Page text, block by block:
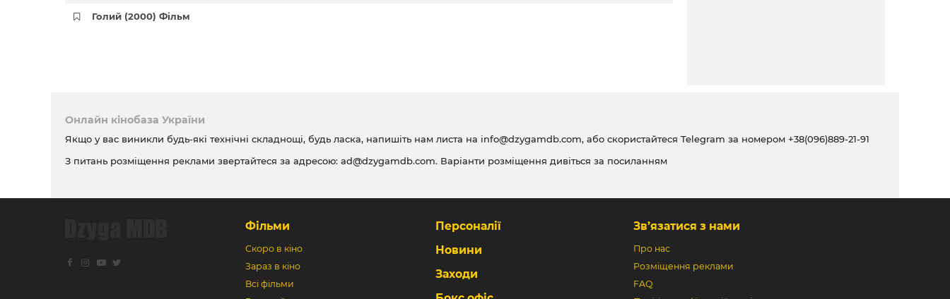
Голий (2000) Фільм
Онлайн кінобаза України
Якщо у вас виникли будь-які технічні складнощі, будь ласка, напишіть нам листа на info@dzygamdb.com, або скористайтеся Telegram за номером +38(096)889-21-91
З питань розміщення реклами звертайтеся за адресою: ad@dzygamdb.com. Варіанти розміщення дивіться за посиланням
Фільми
Скоро в кіно
Зараз в кіно
Всі фільми
Персоналії
Новини
Заходи
Зв’язатися з нами
Про нас
Розміщення реклами
FAQ